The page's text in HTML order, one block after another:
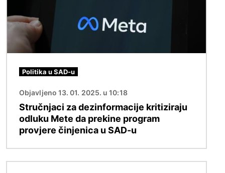
Politika u SAD-u
Objavljeno 13. 01. 2025. u 10:18
Stručnjaci za dezinformacije kritiziraju
odluku Mete da prekine program
provjere činjenica u SAD-u